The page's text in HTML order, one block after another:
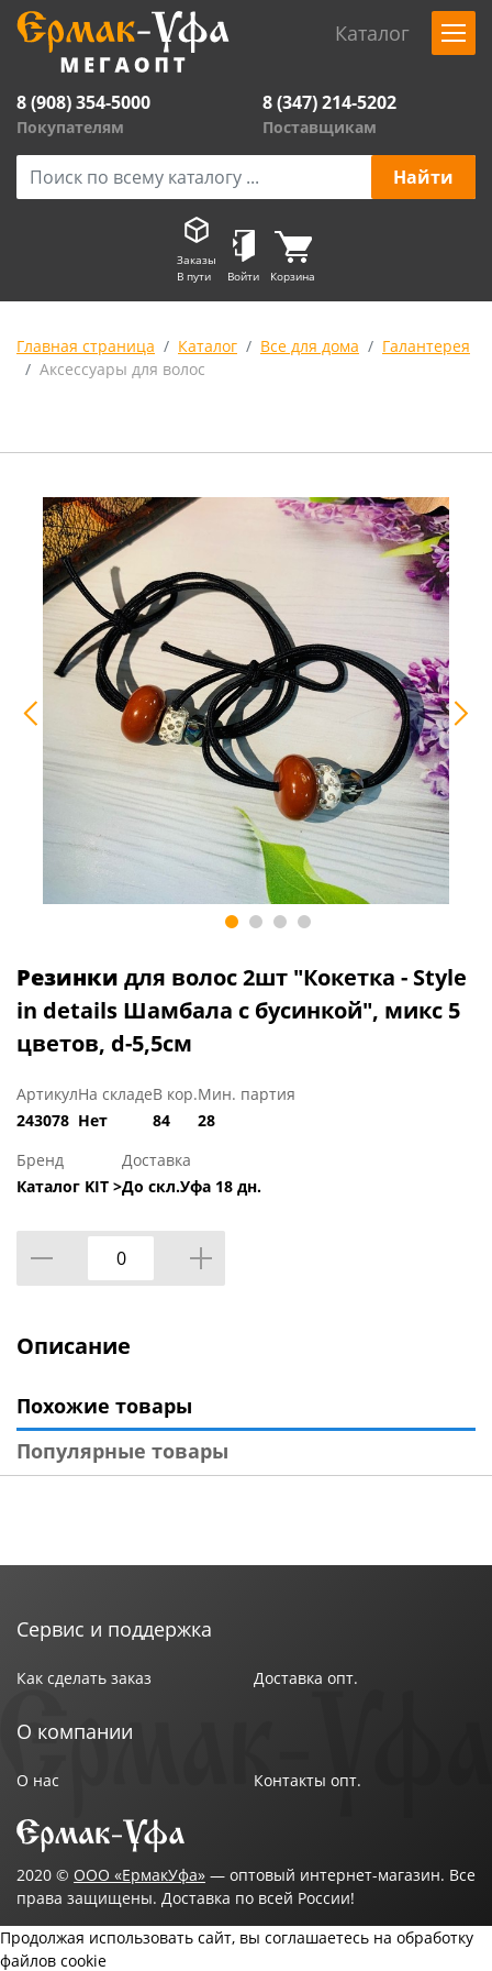
Каталог
8 (908) 354-5000
Покупателям
8 (347) 214-5202
Поставщикам
Заказы
В пути
Войти Корзина
Главная страница Каталог Все для дома
Галантерея
Аксессуары для волос
Резинки для волос 2шт "Кокетка - Style
in details Шамбала с бусинкой", микс 5
цветов, d-5,5см
Артикул
243078
На складе
Нет
В кор.
84
Мин. партия
28
Бренд
Каталог KIT >
Доставка
До скл.Уфа 18 дн.
Описание
Похожие товары
Популярные товары
Сервис и поддержка
Как сделать заказ Доставка опт.
О компании
О нас Контакты опт.
2020 © ООО «ЕрмакУфа» — оптовый интернет-магазин. Все
права защищены. Доставка по всей России!
Продолжая использовать сайт, вы соглашаетесь на обработку
файлов cookie